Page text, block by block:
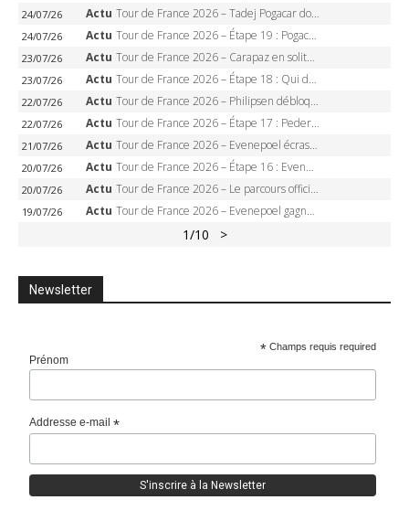
24/07/26 Actu Tour de France 2026 – Tadej Pogacar dompte l’Alpe d’Huez, 5e victoire, record de Pantani pulvérisé
24/07/26 Actu Tour de France 2026 – Étape 19 : Pogacar peut-il enfin dompter l’Alpe d’Huez ?
23/07/26 Actu Tour de France 2026 – Carapaz en solitaire à Orcières-Merlette, Paret-Peintre à un point du maillot à pois
23/07/26 Actu Tour de France 2026 – Étape 18 : Qui domptera Orcières-Merlette, première marche vers l’Alpe d’Huez ?
22/07/26 Actu Tour de France 2026 – Philipsen débloque son compteur à Voiron, Pedersen en danger pour le maillot vert
22/07/26 Actu Tour de France 2026 – Étape 17 : Pedersen peut-il verrouiller le maillot vert à Voiron ?
21/07/26 Actu Tour de France 2026 – Evenepoel écrase le chrono d’Évian, Seixas 4e, Lipowitz abandonne
20/07/26 Actu Tour de France 2026 – Étape 16 : Evenepoel, Pogacar, Ganna… qui domptera le chrono d’Évian pour redessiner le podium ?
20/07/26 Actu Tour de France 2026 – Le parcours officiel complet : 21 étapes, profils, carte et dates
19/07/26 Actu Tour de France 2026 – Evenepoel gagne à Solaison, Vingegaard abandonne, Pogacar toujours en jaune
1/10 >
Newsletter
* Champs requis required
Prénom
Addresse e-mail*